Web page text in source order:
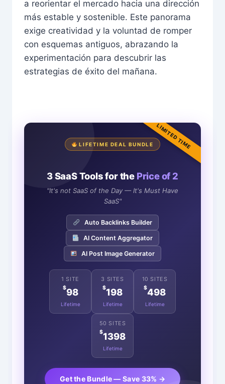
a reorientar el mercado hacia una dirección
más estable y sostenible. Este panorama
exige creatividad y la voluntad de romper
con esquemas antiguos, abrazando la
experimentación para descubrir las
estrategias de éxito del mañana.
LIMITED TIME
LIFETIME DEAL BUNDLE
3 SaaS Tools for the Price of 2
"It's not SaaS of the Day — It's Must Have
SaaS"
Auto Backlinks Builder
AI Content Aggregator
AI Post Image Generator
1 SITE
$98
Lifetime
3 SITES
$198
Lifetime
10 SITES
$498
Lifetime
50 SITES
$1398
Lifetime
Get the Bundle — Save 33% →